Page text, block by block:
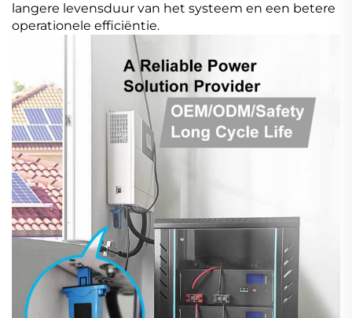
langere levensduur van het systeem en een betere
operationele efficiëntie.